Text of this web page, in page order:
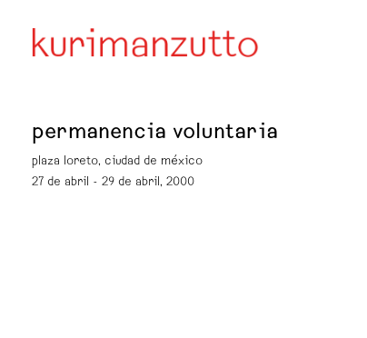
permanencia voluntaria
plaza loreto, ciudad de méxico
27 de abril - 29 de abril, 2000